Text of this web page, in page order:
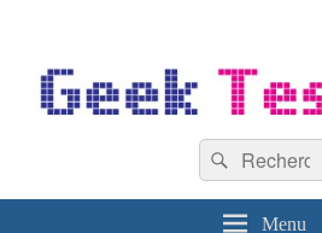
Recherche :
Rechercher
Menu